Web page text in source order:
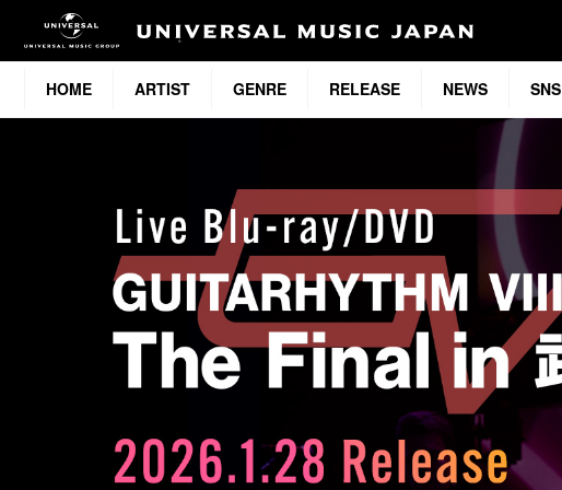
HOME ARTIST GENRE RELEASE NEWS SNS